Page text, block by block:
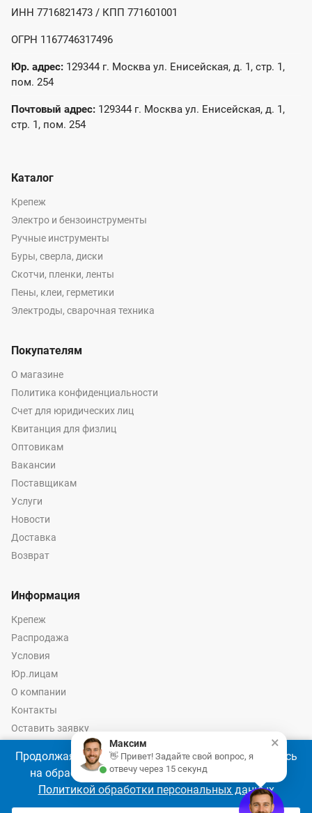
ИНН 7716821473 / КПП 771601001
ОГРН 1167746317496
Юр. адрес: 129344 г. Москва ул. Енисейская, д. 1, стр. 1,
пом. 254
Почтовый адрес: 129344 г. Москва ул. Енисейская, д. 1,
стр. 1, пом. 254
Каталог
Крепеж
Электро и бензоинструменты
Ручные инструменты
Буры, сверла, диски
Скотчи, пленки, ленты
Пены, клеи, герметики
Электроды, сварочная техника
Покупателям
О магазине
Политика конфиденциальности
Счет для юридических лиц
Квитанция для физлиц
Оптовикам
Вакансии
Поставщикам
Услуги
Новости
Доставка
Возврат
Информация
Крепеж
Распродажа
Условия
Юр.лицам
О компании
Контакты
Оставить заявку
Калькулятор крепежа
© 2026 год Оптово-розничные продажи крепежа и инструмента -
Ремкреп.ру
Продолжая использовать наш сайт, Вы соглашаетесь
на обработку файлов cookie 🍪 в соответствии с
Политикой обработки персональных данных
×
Максим
👋 Привет! Задайте свой вопрос, я
отвечу через 15 секунд